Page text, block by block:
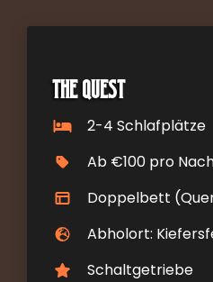
The Quest
2-4 Schlafplätze
Ab €100 pro
Doppelbett
Abholort:
Schaltgetriebe